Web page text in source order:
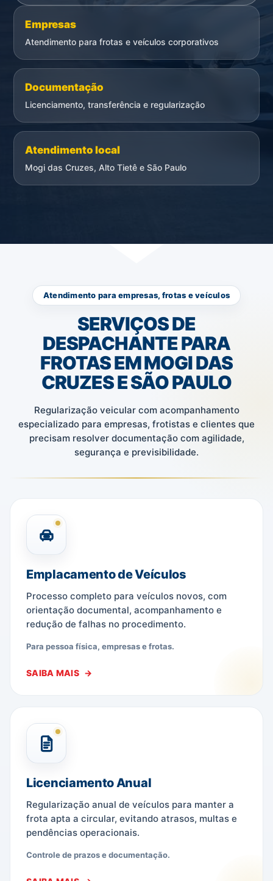
Empresas
Atendimento para frotas e veículos corporativos
Documentação
Licenciamento, transferência e regularização
Atendimento local
Mogi das Cruzes, Alto Tietê e São Paulo
Atendimento para empresas, frotas e veículos
SERVIÇOS DE
DESPACHANTE PARA
FROTAS EM MOGI DAS
CRUZES E SÃO PAULO
Regularização veicular com acompanhamento
especializado para empresas, frotistas e clientes que
precisam resolver documentação com agilidade,
segurança e previsibilidade.
Emplacamento de Veículos
Processo completo para veículos novos, com
orientação documental, acompanhamento e
redução de falhas no procedimento.
Para pessoa física, empresas e frotas.
SAIBA MAIS
Licenciamento Anual
Regularização anual de veículos para manter a
frota apta a circular, evitando atrasos, multas e
pendências operacionais.
Controle de prazos e documentação.